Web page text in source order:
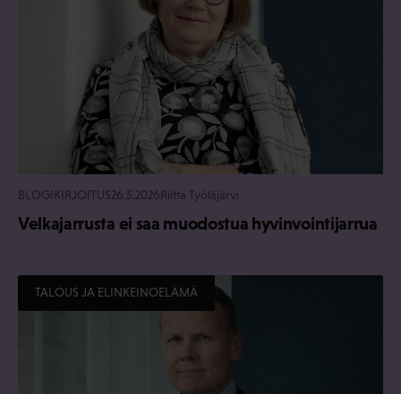
BLOGIKIRJOITUS26.5.2026Riitta Työläjärvi
Velkajarrusta ei saa muodostua hyvinvointijarrua
TALOUS JA ELINKEINOELÄMÄ